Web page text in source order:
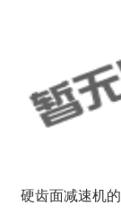
硬齿面减速机